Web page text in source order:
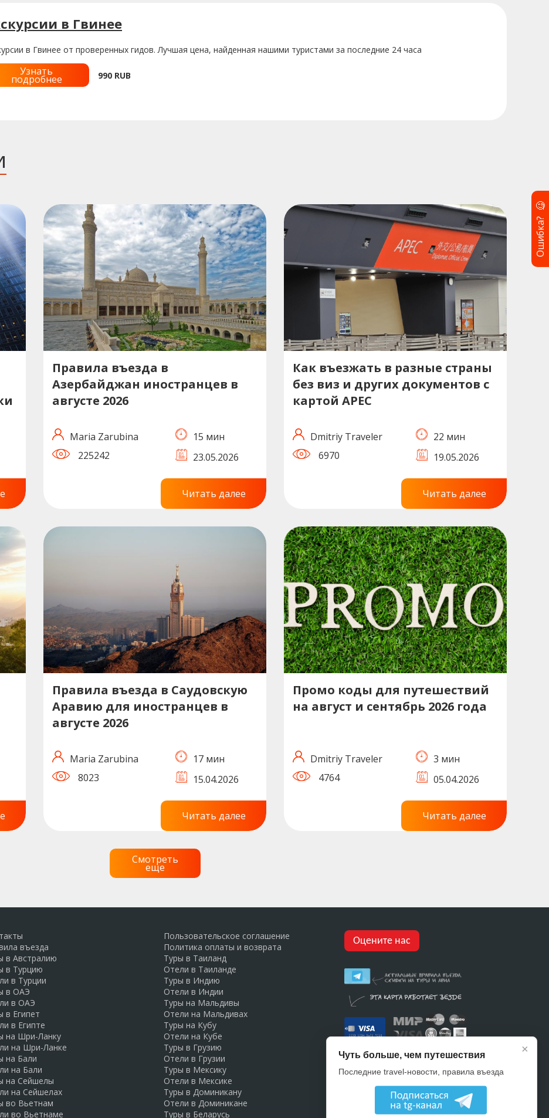
в Гвинее
в Гвинее от проверенных гидов. Лучшая цена, найденная нашими туристами за последние 24 часа
Узнать
подробнее 990 RUB
Правила въезда в
Азербайджан иностранцев в
августе 2026
Maria Zarubina
15 мин
225242
23.05.2026
Читать далее
Как въезжать в разные страны
без виз и других документов с
картой APEC
Dmitriy Traveler
22 мин
6970
19.05.2026
Читать далее
Правила въезда в Саудовскую
Аравию для иностранцев в
августе 2026
Maria Zarubina
17 мин
8023
15.04.2026
Читать далее
Промо коды для путешествий
на август и сентябрь 2026 года
Dmitriy Traveler
3 мин
4764
05.04.2026
Читать далее
Смотреть
еще
въезда
в Австралию
в Турцию
в Турции
в ОАЭ
в ОАЭ
в Египет
в Египте
на Шри-Ланку
на Шри-Ланке
на Бали
на Бали
на Сейшелы
на Сейшелах
во Вьетнам
во Вьетнаме
Пользовательское соглашение
Политика оплаты и возврата
Туры в Таиланд
Отели в Таиланде
Туры в Индию
Отели в Индии
Туры на Мальдивы
Отели на Мальдивах
Туры на Кубу
Отели на Кубе
Туры в Грузию
Отели в Грузии
Туры в Мексику
Отели в Мексике
Туры в Доминикану
Отели в Доминикане
Туры в Беларусь
Оцените нас
Ошибка?
🧐
×
Чуть больше, чем путешествия
Последние travel-новости, правила въезда